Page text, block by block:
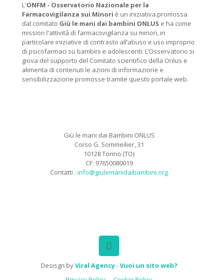
L'ONFM - Osservatorio Nazionale per la
Farmacovigilanza sui Minori è un iniziativa promossa
dal comitato Giù le mani dai bambini ONLUS e ha come
mission l'attività di farmacovigilanza su minori, in
particolare iniziative di contrasto all’abuso e uso improprio
di psicofarmaci su bambini e adolescenti. L’Osservatorio si
giova del supporto del Comitato scientifico della Onlus e
alimenta di contenuti le azioni di informazione e
sensibilizzazione promosse tramite questo portale web.
Giù le mani dai Bambini ONLUS
Corso G. Sommeilier, 31
10128 Torino (TO)
CF: 97650080019
Contatti : info@giulemanidaibambini.org
Desisgn byViral Agency-Vuoi un sito web?